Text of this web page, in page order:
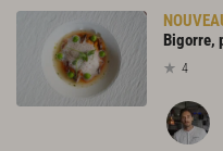
Bigorre,
4